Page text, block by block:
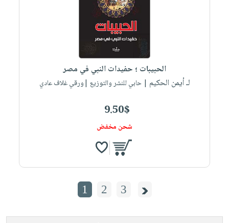
الحبيبات ؛ حفيدات النبي في مصر
لـ أيمن الحكيم | حابي للنشر والتوزيع |ورقي غلاف عادي
9.50$
شحن مخفض
1 2 3